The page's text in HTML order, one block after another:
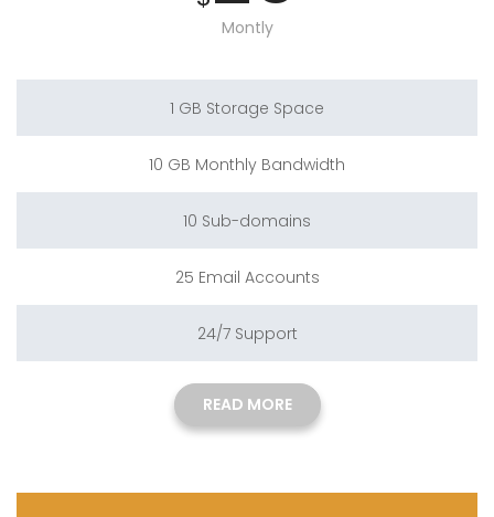
Montly
1 GB Storage Space
10 GB Monthly Bandwidth
10 Sub-domains
25 Email Accounts
24/7 Support
READ MORE